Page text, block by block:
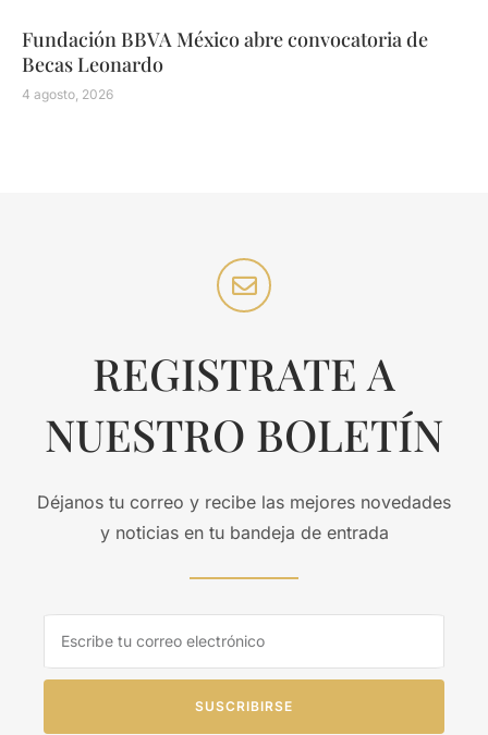
Fundación BBVA México abre convocatoria de
Becas Leonardo
4 agosto, 2026
REGISTRATE A
NUESTRO BOLETÍN
Déjanos tu correo y recibe las mejores novedades
y noticias en tu bandeja de entrada
SUSCRIBIRSE